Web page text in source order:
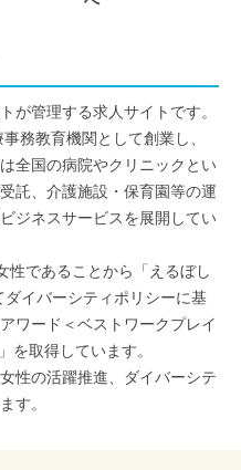
が管理する求人サイトです。
務教育機関として創業し、
全国の病院やクリニックとい
託、介護施設・保育園等の運
ジネスサービスを展開してい
性であることから「えるぼし
イバーシティポリシーに基
ワード＜ベストワークプレイ
を取得しています。
性の活躍推進、ダイバーシテ
す。